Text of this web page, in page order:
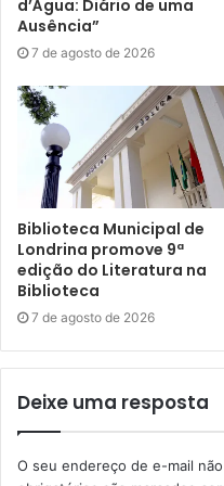
Preparação à
outras secretarias
Comissão Organizadora.
Marcelle Diorio de
organizado em
diferentes aspectos da
“Em cada encontro
mental, planejamento
preparo para a
de aposentados sobre
outras possibilidades
d’Água: Diário de uma
Ausência”
7 de agosto de 2026
Biblioteca Municipal de
Londrina promove 9ª
edição do Literatura na
Biblioteca
7 de agosto de 2026
Deixe uma resposta
O seu endereço de e-mail